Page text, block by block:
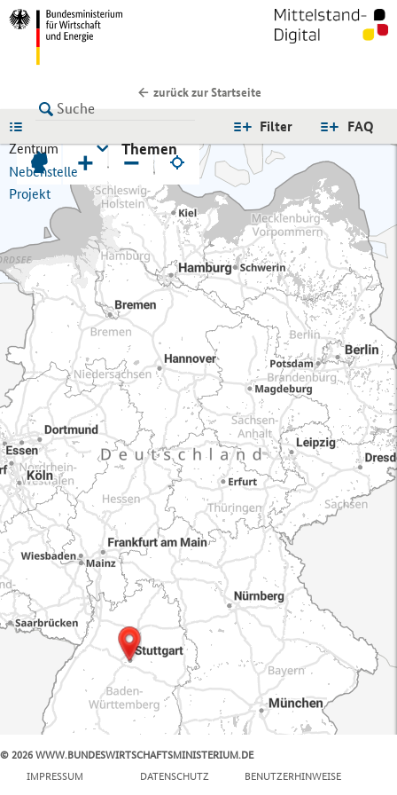
zurück zur Startseite
FAQ
Filter
Zentrum
Nebenstelle
Projekt
Themen
+ −
© 2026 WWW.BUNDESWIRTSCHAFTSMINISTERIUM.DE
IMPRESSUM
DATENSCHUTZ BENUTZERHINWEISE